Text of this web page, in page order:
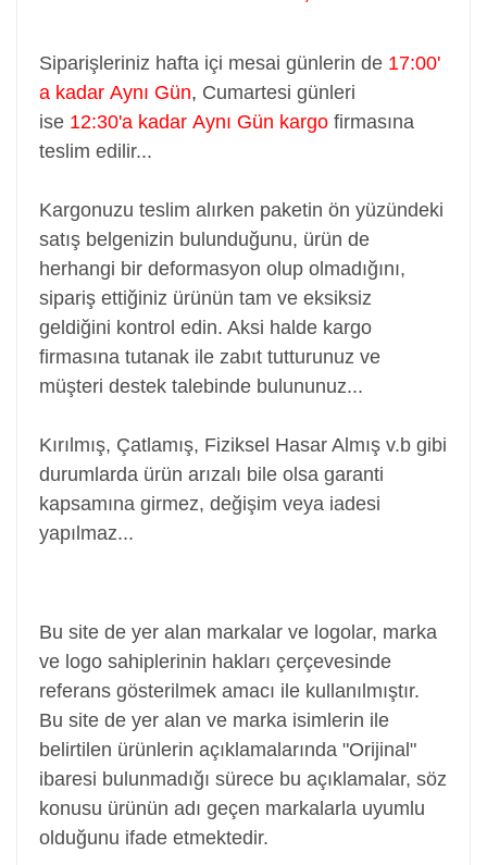
Siparişleriniz hafta içi mesai günlerin de 17:00'
a kadar Aynı Gün, Cumartesi günleri
ise 12:30'a kadar Aynı Gün kargo firmasına
teslim edilir...
Kargonuzu teslim alırken paketin ön yüzündeki
satış belgenizin bulunduğunu, ürün de
herhangi bir deformasyon olup olmadığını,
sipariş ettiğiniz ürünün tam ve eksiksiz
geldiğini kontrol edin. Aksi halde kargo
firmasına tutanak ile zabıt tutturunuz ve
müşteri destek talebinde bulununuz...
Kırılmış, Çatlamış, Fiziksel Hasar Almış v.b gibi
durumlarda ürün arızalı bile olsa garanti
kapsamına girmez, değişim veya iadesi
yapılmaz...
Bu site de yer alan markalar ve logolar, marka
ve logo sahiplerinin hakları çerçevesinde
referans gösterilmek amacı ile kullanılmıştır.
Bu site de yer alan ve marka isimlerin ile
belirtilen ürünlerin açıklamalarında "Orijinal"
ibaresi bulunmadığı sürece bu açıklamalar, söz
konusu ürünün adı geçen markalarla uyumlu
olduğunu ifade etmektedir.